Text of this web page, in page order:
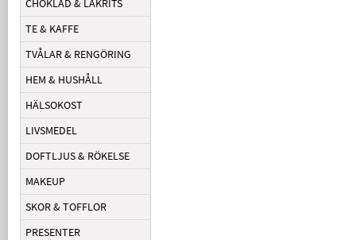
TE & KAFFE
TVÅLAR & RENGÖRING
HEM & HUSHÅLL
HÄLSOKOST
LIVSMEDEL
DOFTLJUS & RÖKELSE
MAKEUP
SKOR & TOFFLOR
PRESENTER